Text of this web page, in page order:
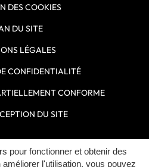
pour fonctionner et obtenir des
l'utilisation, vous pouvez
DES COOKIES
DU SITE
LÉGALES
CONFIDENTIALITÉ
CONFORME
DU SITE
parInovagora (ouverture dans un